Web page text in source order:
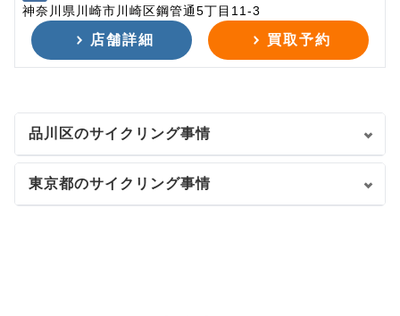
神奈川県川崎市川崎区鋼管通5丁目11-3
店舗詳細 買取予約
品川区のサイクリング事情
東京都のサイクリング事情